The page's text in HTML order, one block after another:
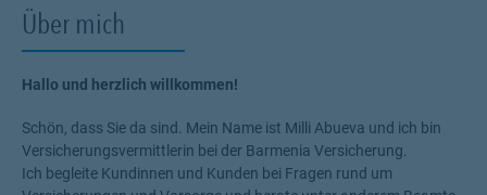
Über mich
Hallo und herzlich willkommen!
Schön, dass Sie da sind. Mein Name ist Milli Abueva und ich bin
Versicherungsvermittlerin bei der Barmenia Versicherung.
Ich begleite Kundinnen und Kunden bei Fragen rund um